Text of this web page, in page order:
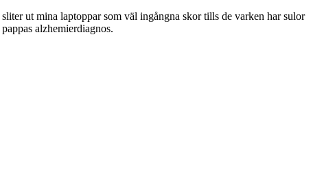
ut mina laptoppar som väl ingångna skor tills de varken har sulor
alzhemierdiagnos.